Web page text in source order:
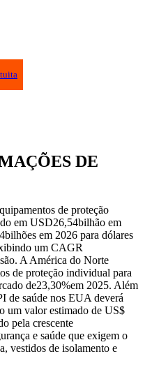
DE
de proteção
em USD26,54bilhão em
bilhões em 2026 para dólares
um CAGR
A América do Norte
de proteção individual para
de23,30%em 2025. Além
de saúde nos EUA deverá
um valor estimado de US$
pela crescente
e saúde que exigem o
vestidos de isolamento e